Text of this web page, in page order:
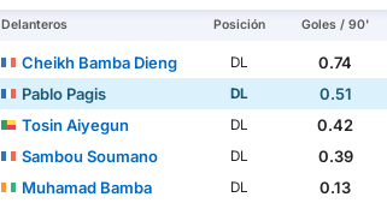
Delanteros Posición Goles / 90'
Cheikh Bamba Dieng DL
0.74
Pablo Pagis
DL
0.51
Tosin Aiyegun
DL
0.42
Sambou Soumano
DL
0.39
Muhamad Bamba
DL 0.13